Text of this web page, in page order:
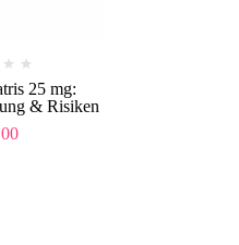
25 mg:
& Risiken